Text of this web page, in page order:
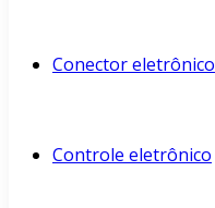
Conector eletrônico
Controle eletrônico